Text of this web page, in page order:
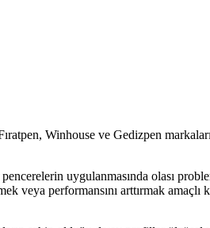
Winhouse ve Gedizpen
pencerelerin uygulanmasında olası
veya performansını arttırmak